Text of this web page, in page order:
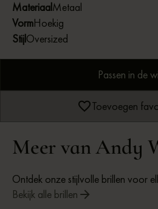
MateriaalMetaal
VormHoekig
StijlOversized
Passen in de
Toevoegen
Meer van Andy
Ontdek onze stijlvolle brillen voor
Bekijk alle brillen